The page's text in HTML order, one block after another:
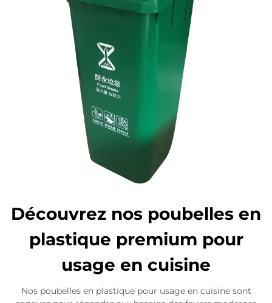
Découvrez nos poubelles en
plastique premium pour
usage en cuisine
Nos poubelles en plastique pour usage en cuisine sont